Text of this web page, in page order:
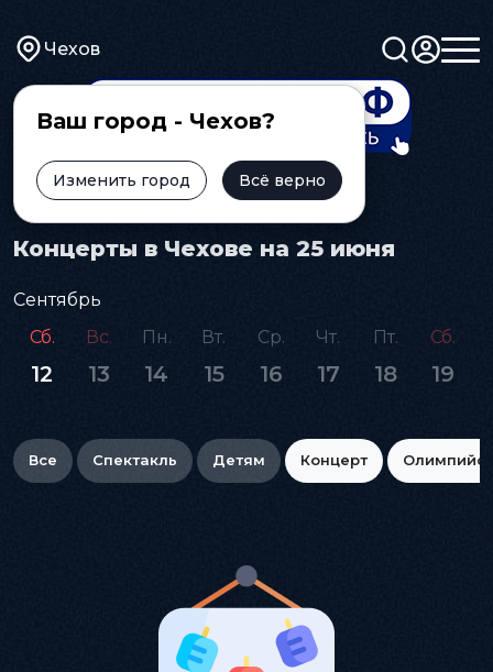
Чехов
Ваш город - Чехов?
Изменить город Всё верно
Главная Афиша Концерт
Концерты в Чехове на 25 июня
Сентябрь
Сб.
12
Вс.
13
Пн.
14
Вт.
15
Ср.
16
Чт.
17
Пт.
18
Сб.
19
Все Спектакль Детям Концерт